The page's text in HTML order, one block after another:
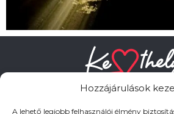
Hozzájárulások
A lehető legjobb felhasználói élmény